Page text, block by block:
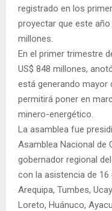
registrado en los
proyectar que este
millones.
En el primer trimestre
US$ 848 millones,
está generando mayor
permitirá poner en
minero-energético.
La asamblea fue
Asamblea Nacional de
gobernador regional
con la asistencia de 16
Arequipa, Tumbes,
Loreto, Huánuco,